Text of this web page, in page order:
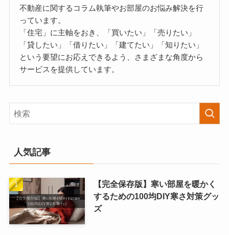
不動産に関するコラム執筆やお部屋のお悩み解決を行
っています。
「住宅」に主軸をおき、「買いたい」「売りたい」
「貸したい」「借りたい」「建てたい」「知りたい」
という要望にお応えできるよう、さまざまな角度から
サービスを提供しています。
人気記事
【完全保存版】寒い部屋を暖かく
するための100均DIY寒さ対策グッ
ズ